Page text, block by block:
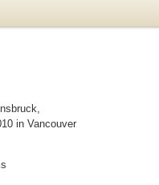
in Vancouver